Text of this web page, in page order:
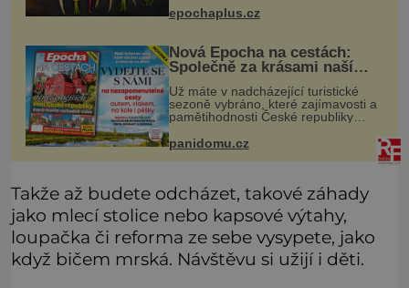
možné, jen ne oranžová. Je fialová,
žlutá, bílá, někdy dokonce téměř
epochaplus.cz
Nová Epocha na cestách:
Společně za krásami naší
vlasti
Už máte v nadcházející turistické
sezoně vybráno, které zajímavosti a
pamětihodnosti České republiky
navštívíte? V prodeji je právě nové
číslo Epochy na cestách, které vám
při rozhodování určitě pomůž
panidomu.cz
Takže až budete odcházet, takové záhady
jako mlecí stolice nebo kapsové výtahy,
loupačka či reforma ze sebe vysypete, jako
když bičem mrská. Návštěvu si užijí i děti.